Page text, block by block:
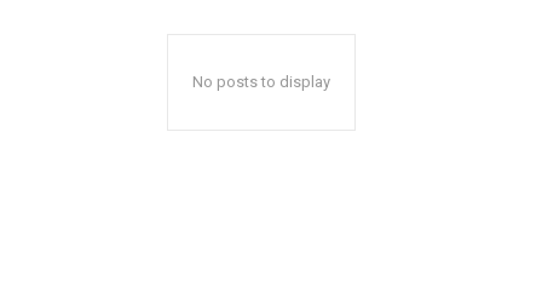
No posts to display